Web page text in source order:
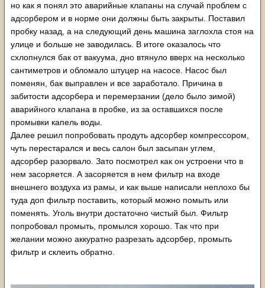
но как я понял это аварийные клапаны на случай проблем с
адсорбером и в норме они должны быть закрыты. Поставил
пробку назад, а на следующий день машина заглохла стоя на
улице и больше не заводилась. В итоге оказалось что
схлопнулся бак от вакуума, дно втянуло вверх на несколько
сантиметров и обломало штуцер на насосе. Насос был
поменян, бак выправлен и все заработало. Причина в
забитости адсорбера и перемерзании (дело было зимой)
аварийного клапана в пробке, из за оставшихся после
промывки капель воды.
Далее решил попробовать продуть адсорбер компрессором,
чуть перестарался и весь салон был засыпан углем,
адсорбер разорвало. Зато посмотрел как он устроени что в
нем засоряется. А засоряется в нем фильтр на входе
внешнего воздуха из рамы, и как выше написали неплохо бы
туда доп фильтр поставить, который можно помыть или
поменять. Уголь внутри достаточно чистый был. Фильтр
попробовал промыть, промылся хорошо. Так что при
желании можно аккуратно разрезать адсорбер, промыть
фильтр и склеить обратно.